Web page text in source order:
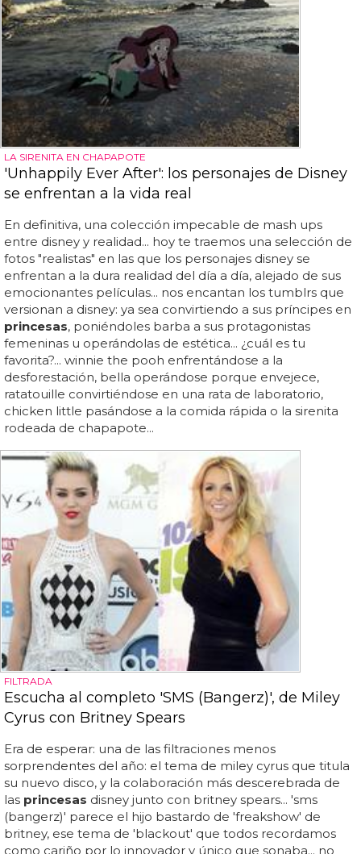
LA SIRENITA EN CHAPAPOTE
'Unhappily Ever After': los personajes de Disney
se enfrentan a la vida real
En definitiva, una colección impecable de mash ups
entre disney y realidad... hoy te traemos una selección de
fotos "realistas" en las que los personajes disney se
enfrentan a la dura realidad del día a día, alejado de sus
emocionantes películas... nos encantan los tumblrs que
versionan a disney: ya sea convirtiendo a sus príncipes en
princesas, poniéndoles barba a sus protagonistas
femeninas u operándolas de estética... ¿cuál es tu
favorita?... winnie the pooh enfrentándose a la
desforestación, bella operándose porque envejece,
ratatouille convirtiéndose en una rata de laboratorio,
chicken little pasándose a la comida rápida o la sirenita
rodeada de chapapote...
FILTRADA
Escucha al completo 'SMS (Bangerz)', de Miley
Cyrus con Britney Spears
Era de esperar: una de las filtraciones menos
sorprendentes del año: el tema de miley cyrus que titula
su nuevo disco, y la colaboración más descerebrada de
las princesas disney junto con britney spears... 'sms
(bangerz)' parece el hijo bastardo de 'freakshow' de
britney, ese tema de 'blackout' que todos recordamos
como cariño por lo innovador y único que sonaba... no